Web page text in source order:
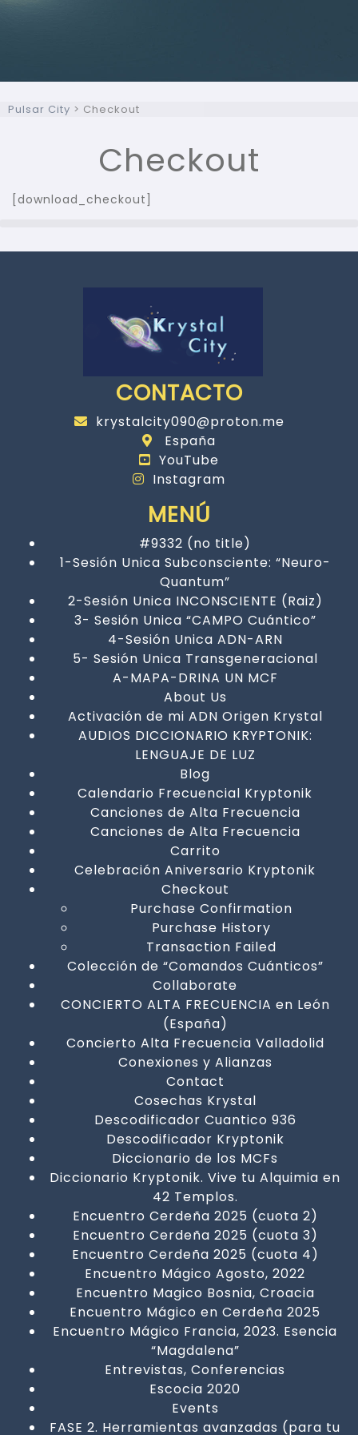
Pulsar City > Checkout
Checkout
[download_checkout]
CONTACTO
krystalcity090@proton.me
España
YouTube
Instagram
MENÚ
#9332 (no title)
1-Sesión Unica Subconsciente: “Neuro-
Quantum”
2-Sesión Unica INCONSCIENTE (Raiz)
3- Sesión Unica “CAMPO Cuántico”
4-Sesión Unica ADN-ARN
5- Sesión Unica Transgeneracional
A-MAPA-DRINA UN MCF
About Us
Activación de mi ADN Origen Krystal
AUDIOS DICCIONARIO KRYPTONIK:
LENGUAJE DE LUZ
Blog
Calendario Frecuencial Kryptonik
Canciones de Alta Frecuencia
Canciones de Alta Frecuencia
Carrito
Celebración Aniversario Kryptonik
Checkout
Purchase Confirmation
Purchase History
Transaction Failed
Colección de “Comandos Cuánticos”
Collaborate
CONCIERTO ALTA FRECUENCIA en León
(España)
Concierto Alta Frecuencia Valladolid
Conexiones y Alianzas
Contact
Cosechas Krystal
Descodificador Cuantico 936
Descodificador Kryptonik
Diccionario de los MCFs
Diccionario Kryptonik. Vive tu Alquimia en
42 Templos.
Encuentro Cerdeña 2025 (cuota 2)
Encuentro Cerdeña 2025 (cuota 3)
Encuentro Cerdeña 2025 (cuota 4)
Encuentro Mágico Agosto, 2022
Encuentro Magico Bosnia, Croacia
Encuentro Mágico en Cerdeña 2025
Encuentro Mágico Francia, 2023. Esencia
“Magdalena”
Entrevistas, Conferencias
Escocia 2020
Events
FASE 2. Herramientas avanzadas (para tu